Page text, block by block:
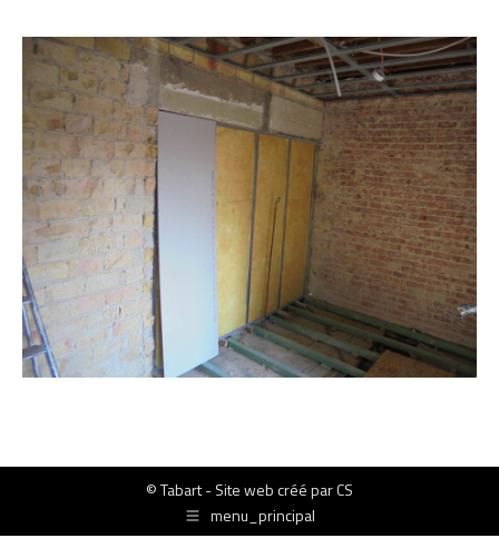
© Tabart - Site web créé parCS
menu_principal